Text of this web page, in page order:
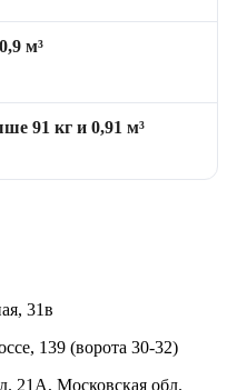
м³
91 кг и 0,91 м³
31в
139 (ворота 30-32)
21А, Московская обл.